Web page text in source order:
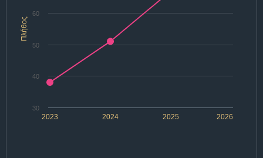
Πλήθος
2024 2026
2023 2025
30
40
50
60